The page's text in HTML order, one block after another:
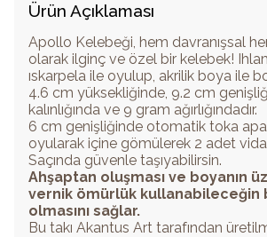
Ürün Açıklaması
Apollo Kelebeği, hem davranışsal
olarak ilginç ve özel bir kelebek!
ıskarpela ile oyulup, akrilik boya ile
4.6 cm yüksekliğinde, 9.2 cm
kalınlığında ve 9 gram ağırlığındadır.
6 cm genişliğinde otomatik toka
oyularak içine gömülerek 2 adet
Saçında güvenle taşıyabilirsin.
Ahşaptan oluşması ve boyanın
vernik ömürlük kullanabileceğin
olmasını sağlar.
Bu takı Akantus Art tarafından